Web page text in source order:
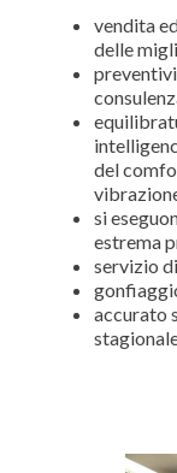
vendita
delle
del
si
estrema
servizio
accurato